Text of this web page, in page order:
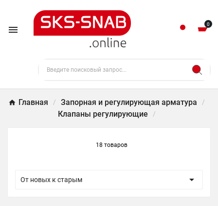
 0
Главная
Запорная и регулирующая арматура
Клапаны регулирующие
18 товаров
От новых к старым 